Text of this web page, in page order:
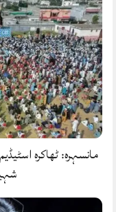
مانسہرہ: ٹھاکرہ